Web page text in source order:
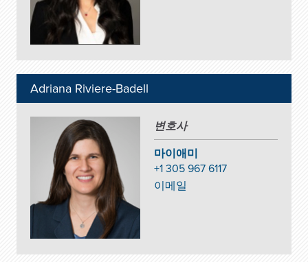
Adriana Riviere-Badell
변호사
마이애미
+1 305 967 6117
이메일